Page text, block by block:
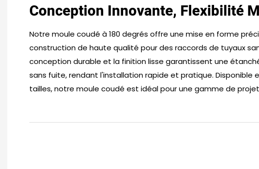
Conception Innovante, Flexibilité
Notre moule coudé à 180 degrés offre une mise en forme
construction de haute qualité pour des raccords de tuyaux
conception durable et la finition lisse garantissent une
sans fuite, rendant l'installation rapide et pratique. Disponible
tailles, notre moule coudé est idéal pour une gamme de